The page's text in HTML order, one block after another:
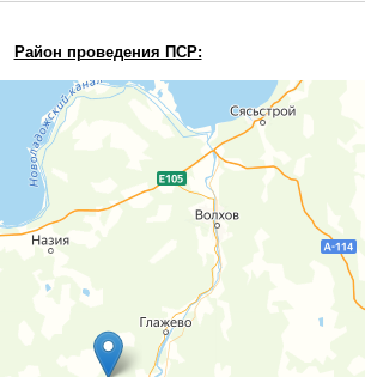
Район проведения ПСР: